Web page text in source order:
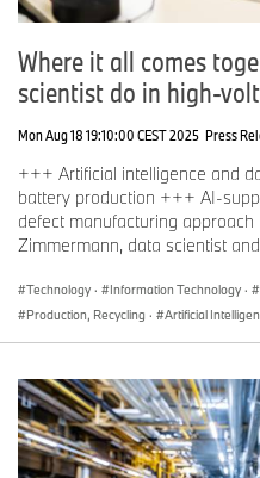
Where it all comes
scientist do in high-
Mon Aug 18 19:10:00 CEST 2025 Press
+++ Artificial intelligence and
battery production +++ AI-
defect manufacturing
Zimmermann, data scientist
Technology · Information Technology ·
Production, Recycling · Artificial